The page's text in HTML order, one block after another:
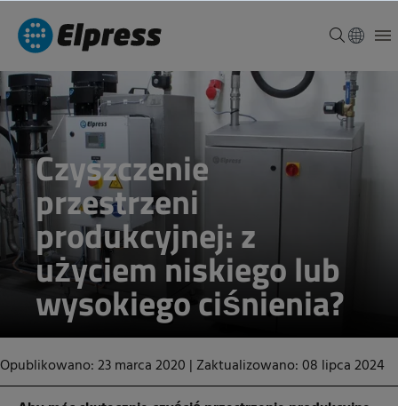
Czyszczenie
przestrzeni
produkcyjnej: z
użyciem niskiego lub
wysokiego ciśnienia?
Opublikowano: 23 marca 2020 | Zaktualizowano: 08 lipca 2024